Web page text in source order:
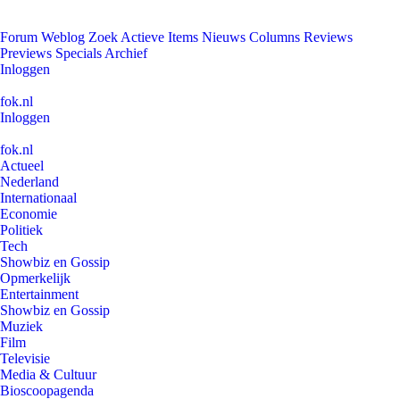
Forum Weblog Zoek Actieve Items Nieuws Columns Reviews
Previews Specials Archief
Inloggen
fok.nl
Inloggen
fok.nl
Actueel
Nederland
Internationaal
Economie
Politiek
Tech
Showbiz en Gossip
Opmerkelijk
Entertainment
Showbiz en Gossip
Muziek
Film
Televisie
Media & Cultuur
Bioscoopagenda